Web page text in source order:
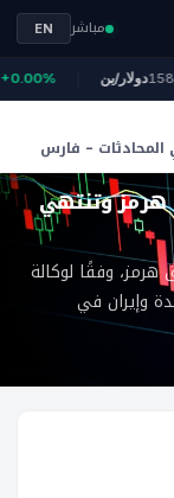
مباشر EN
دولار/ين
المحادثات – فارس
هرمز وتنتهي
هرمز، وفقًا لوكالة
وإيران في